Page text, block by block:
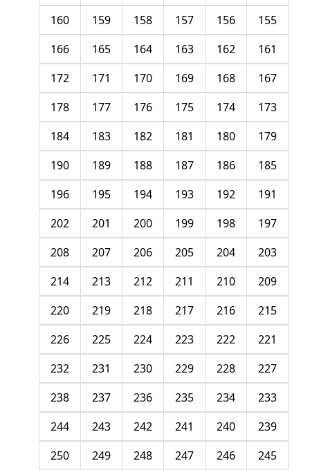
155
156
157
158
159
160
161
162
163
164
165
166
167
168
169
170
171
172
173
174
175
176
177
178
179
180
181
182
183
184
185
186
187
188
189
190
191
192
193
194
195
196
197
198
199
200
201
202
203
204
205
206
207
208
209
210
211
212
213
214
215
216
217
218
219
220
221
222
223
224
225
226
227
228
229
230
231
232
233
234
235
236
237
238
239
240
241
242
243
244
245
246
247
248
249
250